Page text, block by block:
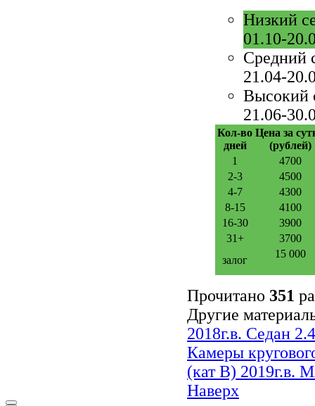
Низкий
01.10-
Средний
21.04-
Высокий
21.06-
Кол-во
дней
Цена за
(рублей)
1
4700
2-3
4500
4-7
4300
8-15
4100
16-30
3900
31+
3700
залог
15 000
Прочитано 351
Другие
2018г.в. Седан
Камеры
(кат В) 2019г.в.
Наверх